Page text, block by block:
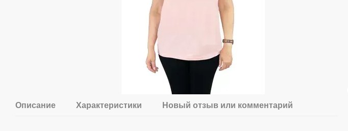
Описание Характеристики Новый отзыв или комментарий